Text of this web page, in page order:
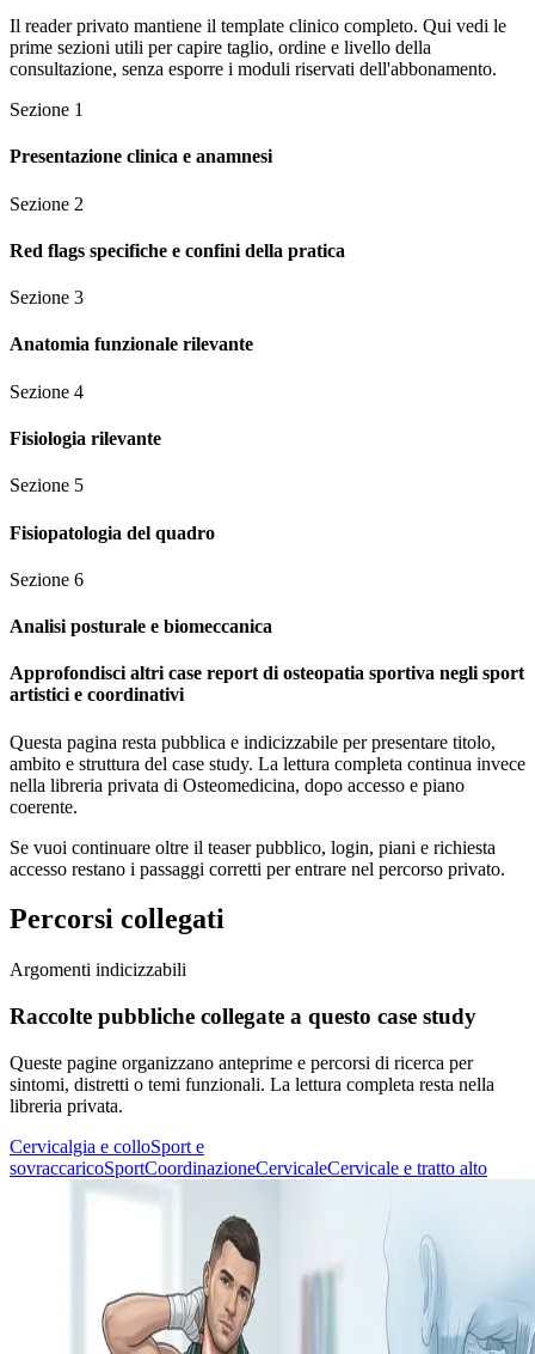
Il reader privato mantiene il template clinico completo. Qui vedi le
prime sezioni utili per capire taglio, ordine e livello della
consultazione, senza esporre i moduli riservati dell'abbonamento.
Sezione 1
Presentazione clinica e anamnesi
Sezione 2
Red flags specifiche e confini della pratica
Sezione 3
Anatomia funzionale rilevante
Sezione 4
Fisiologia rilevante
Sezione 5
Fisiopatologia del quadro
Sezione 6
Analisi posturale e biomeccanica
Approfondisci altri case report di osteopatia sportiva negli sport
artistici e coordinativi
Questa pagina resta pubblica e indicizzabile per presentare titolo,
ambito e struttura del case study. La lettura completa continua invece
nella libreria privata di Osteomedicina, dopo accesso e piano
coerente.
Se vuoi continuare oltre il teaser pubblico, login, piani e richiesta
accesso restano i passaggi corretti per entrare nel percorso privato.
Percorsi collegati
Argomenti indicizzabili
Raccolte pubbliche collegate a questo case study
Queste pagine organizzano anteprime e percorsi di ricerca per
sintomi, distretti o temi funzionali. La lettura completa resta nella
libreria privata.
Cervicalgia e colloSport e
sovraccaricoSportCoordinazioneCervicaleCervicale e tratto alto